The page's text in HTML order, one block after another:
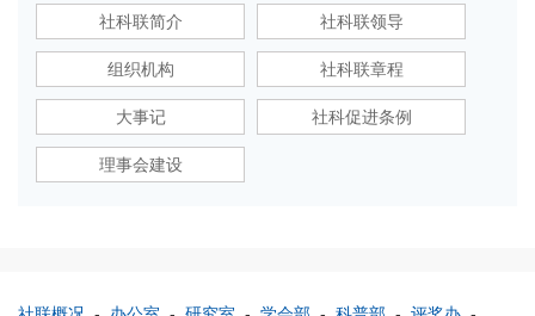
社科联简介 社科联领导
组织机构 社科联章程
大事记 社科促进条例
理事会建设